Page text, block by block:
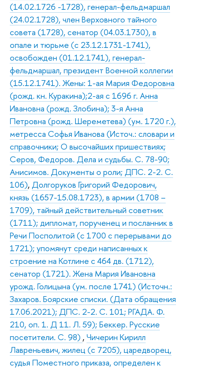
(14.02.1726 -1728), генерал-фельдмаршал
(24.02.1728), член Верховного тайного
совета (1728), сенатор (04.03.1730), в
опале и тюрьме (с 23.12.1731-1741),
освобожден (01.12.1741), генерал-
фельдмаршал, президент Военной коллегии
(15.12.1741). Жены: 1-ая Мария Федоровна
(рожд. кн. Куракина);2-ая с 1696 г. Анна
Ивановна (рожд. Злобина); 3-я Анна
Петровна (рожд. Шереметева) (ум. 1720 г.),
метресса Софья Иванова (Источ.: словари и
справочники; О высочайших пришествиях;
Серов, Федоров. Дела и судьбы. С. 78-90;
Анисимов. Документы о роли; ДПС. 2-2. С.
106), Долгоруков Григорий Федорович,
князь (1657-15.08.1723), в армии (1708 –
1709), тайный действительный советник
(1711); дипломат, порученец и посланник в
Речи Посполитой (с 1700 с перерывами до
1721); упомянут среди написанных к
строение на Котлине с 464 дв. (1712),
сенатор (1721). Жена Мария Ивановна
урожд. Голицына (ум. после 1741) (Источн.:
Захаров. Боярские списки. (Дата обращения
17.06.2021); ДПС. 2-2. С. 101; РГАДА. Ф.
210, оп. 1. Д 11. Л. 59); Беккер. Русские
посетители. С. 98) , Чичерин Кирилл
Лавреньевич, жилец (с 7205), царедворец,
судья Поместного приказа, определен к